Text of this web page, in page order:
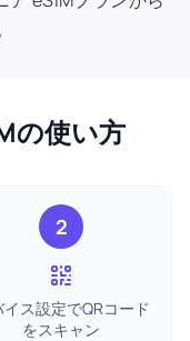
の使い方
2
ス設定でQRコード
をスキャン